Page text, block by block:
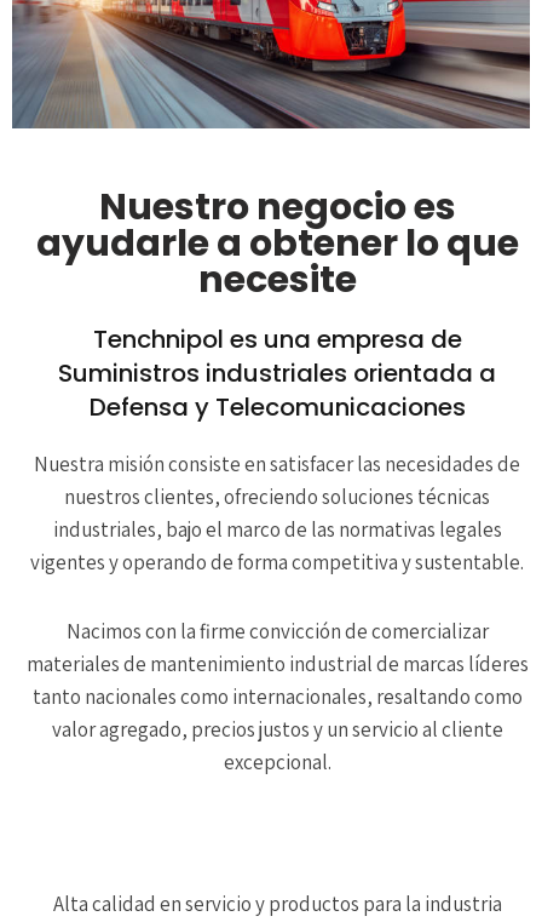
Nuestro negocio es
ayudarle a obtener lo que
necesite
Tenchnipol es una empresa de
Suministros industriales orientada a
Defensa y Telecomunicaciones
Nuestra misión consiste en satisfacer las necesidades de
nuestros clientes, ofreciendo soluciones técnicas
industriales, bajo el marco de las normativas legales
vigentes y operando de forma competitiva y sustentable.
Nacimos con la firme convicción de comercializar
materiales de mantenimiento industrial de marcas líderes
tanto nacionales como internacionales, resaltando como
valor agregado, precios justos y un servicio al cliente
excepcional.
Alta calidad en servicio y productos para la industria